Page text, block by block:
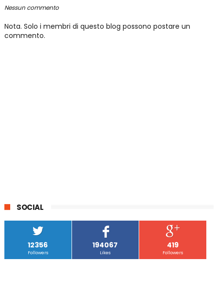
Nessun commento
Nota. Solo i membri di questo blog possono postare un
commento.
SOCIAL
12356
Followers
194067
Likes
419
Followers